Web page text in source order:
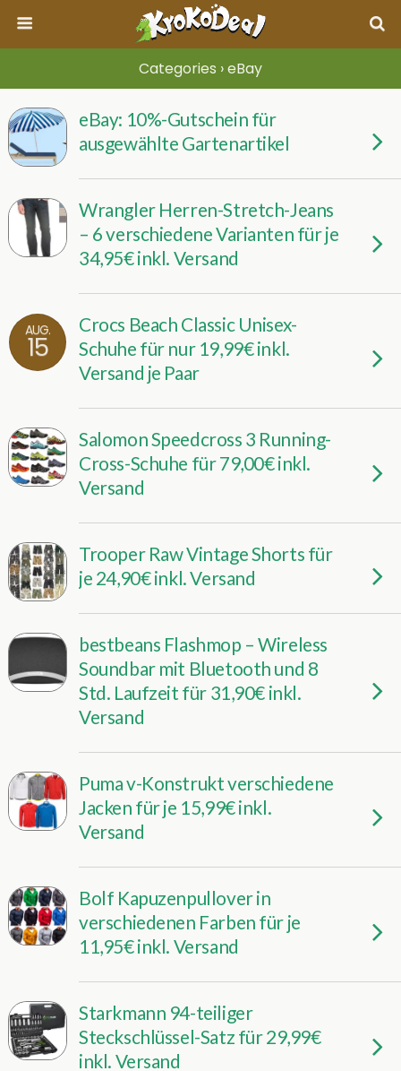
Categories ›eBay
eBay: 10%-Gutschein für
ausgewählte Gartenartikel
Wrangler Herren-Stretch-Jeans
– 6 verschiedene Varianten für je
34,95€ inkl. Versand
AUG.
15
Crocs Beach Classic Unisex-
Schuhe für nur 19,99€ inkl.
Versand je Paar
Salomon Speedcross 3 Running-
Cross-Schuhe für 79,00€ inkl.
Versand
Trooper Raw Vintage Shorts für
je 24,90€ inkl. Versand
bestbeans Flashmop – Wireless
Soundbar mit Bluetooth und 8
Std. Laufzeit für 31,90€ inkl.
Versand
Puma v-Konstrukt verschiedene
Jacken für je 15,99€ inkl.
Versand
Bolf Kapuzenpullover in
verschiedenen Farben für je
11,95€ inkl. Versand
Starkmann 94-teiliger
Steckschlüssel-Satz für 29,99€
inkl. Versand